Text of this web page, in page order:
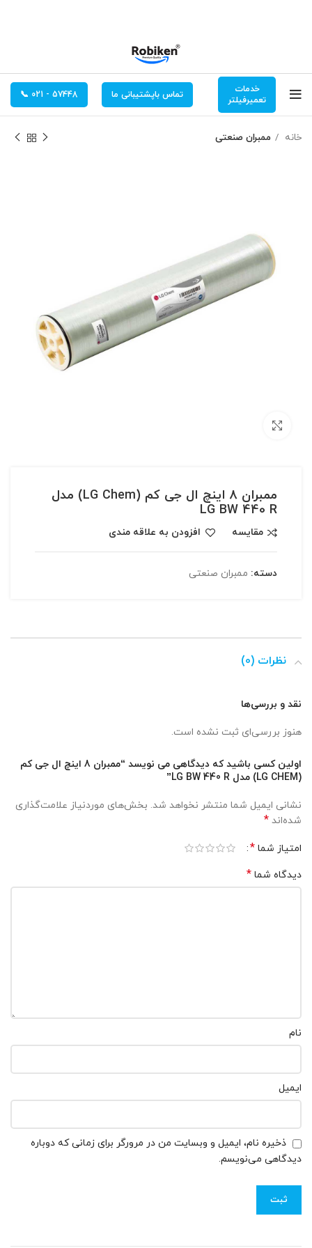
خدمات
تعمیرفیلتر
تماس باپشتیبانی ما 57448 - 021 📞
خانه ممبران صنعتی
ممبران 8 اینچ ال جی کم (LG Chem) مدل
LG BW 440 R
مقایسه افزودن به علاقه مندی
دسته: ممبران صنعتی
نظرات (0)
نقد و بررسی‌ها
هنوز بررسی‌ای ثبت نشده است.
اولین کسی باشید که دیدگاهی می نویسد “ممبران 8 اینچ ال جی کم
(LG CHEM) مدل LG BW 440 R”
نشانی ایمیل شما منتشر نخواهد شد. بخش‌های موردنیاز علامت‌گذاری
شده‌اند *
امتیاز شما *
دیدگاه شما *
نام
ایمیل
ذخیره نام، ایمیل و وبسایت من در مرورگر برای زمانی که دوباره
دیدگاهی می‌نویسم.